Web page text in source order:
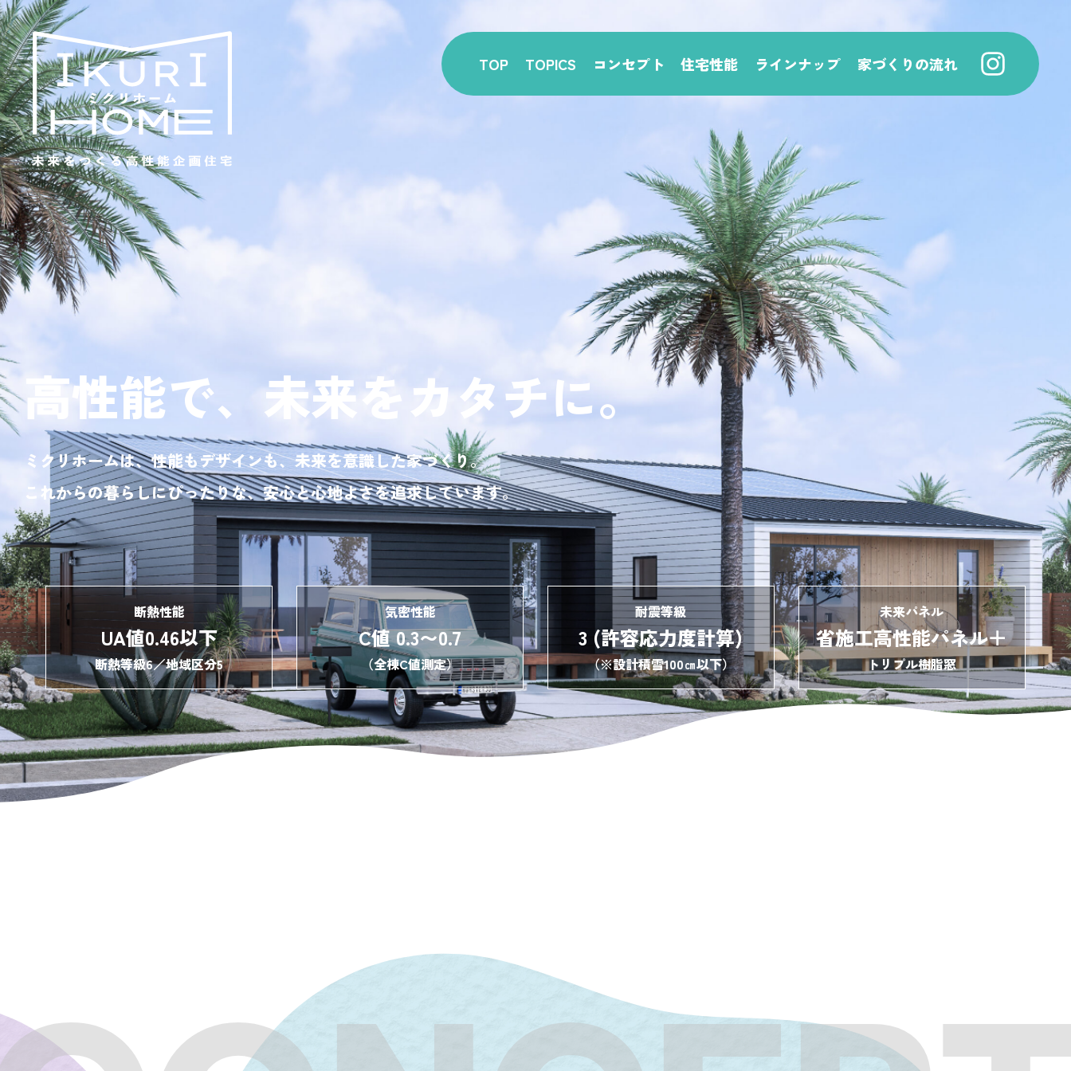
TOP TOPICS コンセプト 住宅性能 ラインナップ 家づくりの流れ
高性能で、未来をカタチに。
ミクリホームは、性能もデザインも、未来を意識した家づくり。
これからの暮らしにぴったりな、安心と心地よさを追求しています。
断熱性能
UA値0.46以下
断熱等級6／地域区分5
気密性能
C値 0.3〜0.7
（全棟C値測定）
耐震等級
3 (許容応力度計算)
（※設計積雪100㎝以下）
未来パネル
省施工高性能パネル＋
トリプル樹脂窓